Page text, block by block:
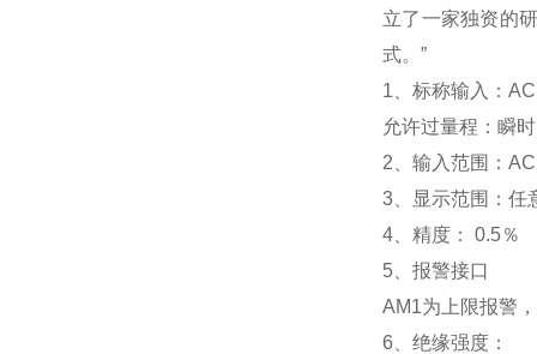
立了一家独资的
式。”
1 、标称输入：
允许过量程：瞬
2 、输入范围：
3
显示范围： 任
4 、精度： 0.5％
5
报警接口
AM1为上限报警
6
绝缘强度：